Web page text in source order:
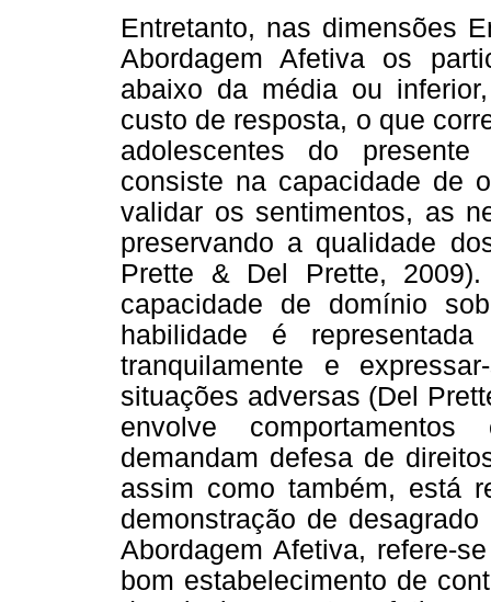
Entretanto, nas dimensões
Abordagem Afetiva os
abaixo da média ou
custo de resposta, o que
adolescentes do
consiste na capacidade de
validar os sentimentos, as
preservando a qualidade
Prette & Del Prette,
capacidade de domínio
habilidade é
tranquilamente e
situações adversas (Del
envolve
demandam defesa de
assim como também, está
demonstração de
Abordagem Afetiva, refere-
bom estabelecimento de